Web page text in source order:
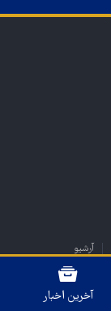
آرشیو
آخرین اخبار